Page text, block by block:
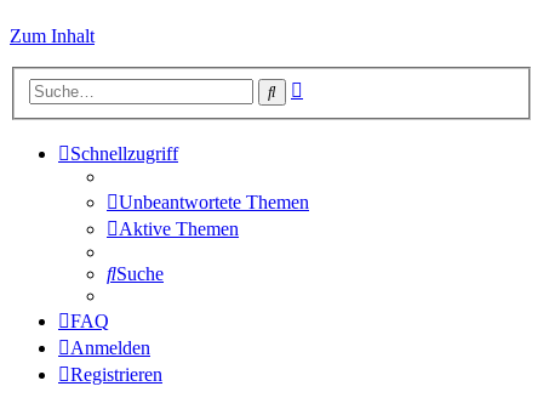
Zum Inhalt
Suche
Schnellzugriff
Unbeantwortete Themen
Aktive Themen
Suche
FAQ
Anmelden
Registrieren